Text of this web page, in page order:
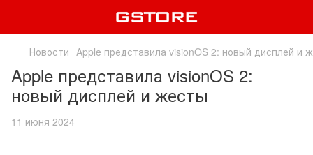
Новости Apple представила visionOS 2: новый дисплей и
Apple представила visionOS 2:
новый дисплей и жесты
11 июня 2024